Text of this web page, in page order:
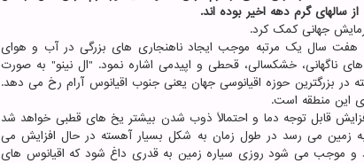
سال یک مرتبه موجب ایجاد ناهنجاری های بزرگی در آب و هوای
ناگهانی، خشکسالی، قحطی و اپیدمی اشاره نمود. "ال نینو" به صورت
در بزرگترین حوزه اقیانوسی جهان یعنی جنوب اقیانوس آرام رخ می دهد.
این منطقه است.
قابل توجه دما و احتمالاً ذوب شدن بیشتر یخ های قطبی خواهد شد
زمین می رسد در طول زمان به شکل بسیار آهسته در حال افزایش می
و موجب می شود روزی سیاره زمین به قدری داغ شود که اقیانوس های